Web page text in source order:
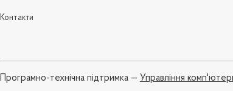
Контакти
Програмно-технічна підтримка — Управління